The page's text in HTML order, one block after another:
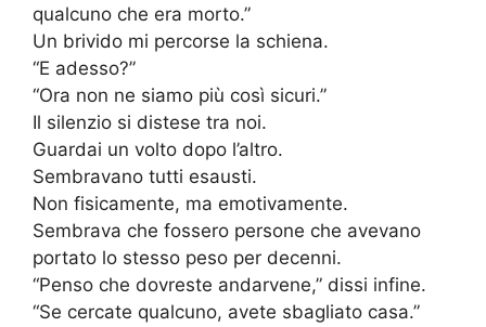
qualcuno che era morto.”
Un brivido mi percorse la schiena.
“E adesso?”
“Ora non ne siamo più così sicuri.”
Il silenzio si distese tra noi.
Guardai un volto dopo l’altro.
Sembravano tutti esausti.
Non fisicamente, ma emotivamente.
Sembrava che fossero persone che avevano
portato lo stesso peso per decenni.
“Penso che dovreste andarvene,” dissi infine.
“Se cercate qualcuno, avete sbagliato casa.”